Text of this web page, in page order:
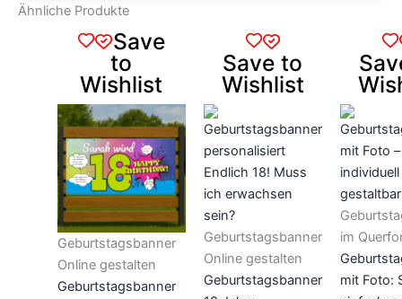
Ähnliche Produkte
Save
to
Wishlist
Geburtstagsbanner
Online gestalten
Geburtstagsbanner
Dieses
Produkt
weist
mehrere
Varianten
auf.
Die
Optionen
auf
der
Produktseite
gewählt
Save to
Wishlist
Geburtstagsbanner
Online gestalten
Geburtstagsbanner
Produkt
weist
mehrere
Varianten
auf.
Die
Optionen
können
auf
der
Produktseite
gewählt
im
mit Foto:
Produkt
weist
mehrere
Varianten
auf.
Die
Optionen
können
auf
der
gewählt